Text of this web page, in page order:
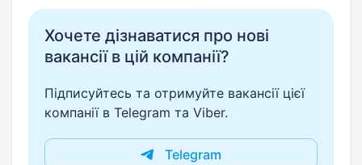
Хочете дізнаватися про нові
вакансії в цій компанії?
Підписуйтесь та отримуйте вакансії цієї
компанії в Telegram та Viber.
Telegram